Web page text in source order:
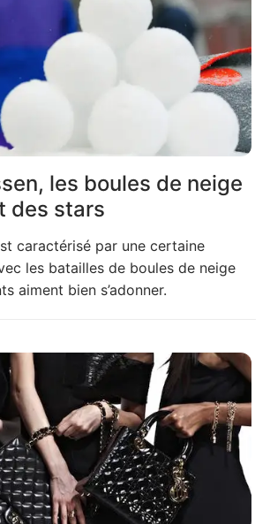
les boules de neige
des stars
caractérisé par une certaine
les batailles de boules de neige
aiment bien s’adonner.